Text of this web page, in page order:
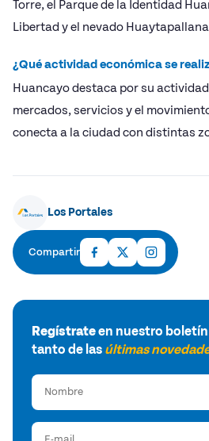
Torre, el Parque de la Identidad
Libertad y el nevado
¿Qué actividad económica se
Huancayo destaca por su
mercados, servicios y el
conecta a la ciudad con distintas
Los Portales
Compartir
Regístrateen nuestro
tanto de las últimas